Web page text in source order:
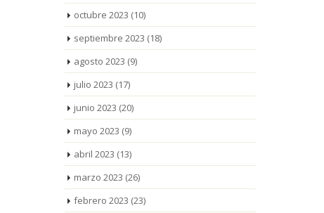
octubre 2023 (10)
septiembre 2023 (18)
agosto 2023 (9)
julio 2023 (17)
junio 2023 (20)
mayo 2023 (9)
abril 2023 (13)
marzo 2023 (26)
febrero 2023 (23)